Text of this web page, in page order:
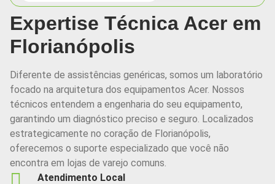
Expertise Técnica Acer em
Florianópolis
Diferente de assistências genéricas, somos um laboratório
focado na arquitetura dos equipamentos Acer. Nossos
técnicos entendem a engenharia do seu equipamento,
garantindo um diagnóstico preciso e seguro. Localizados
estrategicamente no coração de Florianópolis,
oferecemos o suporte especializado que você não
encontra em lojas de varejo comuns.
Atendimento Local